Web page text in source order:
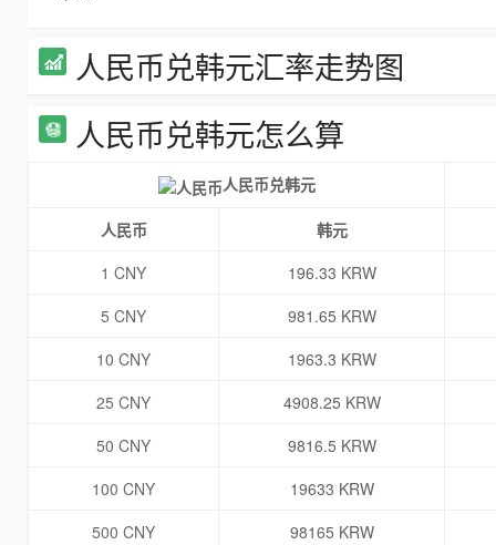
人民币兑韩元汇率走势图
人民币兑韩元怎么算
人民币兑韩元
人民币
韩元
1 CNY
196.33 KRW
5 CNY
981.65 KRW
10 CNY
1963.3 KRW
25 CNY
4908.25 KRW
50 CNY
9816.5 KRW
100 CNY
19633 KRW
500 CNY
98165 KRW